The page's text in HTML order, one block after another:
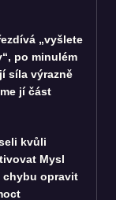
„vyšlete
po minulém
síla výrazně
jí část
kvůli
Mysl
chybu opravit